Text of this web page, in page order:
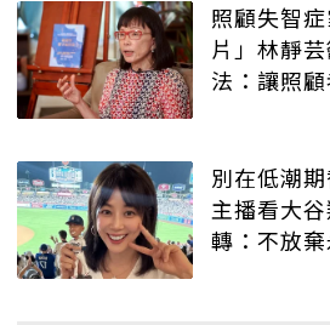
照顧失智
片」林靜
法：讓照
別在低潮
主播看大
轉：不放